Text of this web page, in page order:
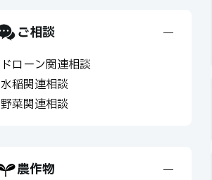
ご相談
ドローン関連相談
水稲関連相談
野菜関連相談
農作物